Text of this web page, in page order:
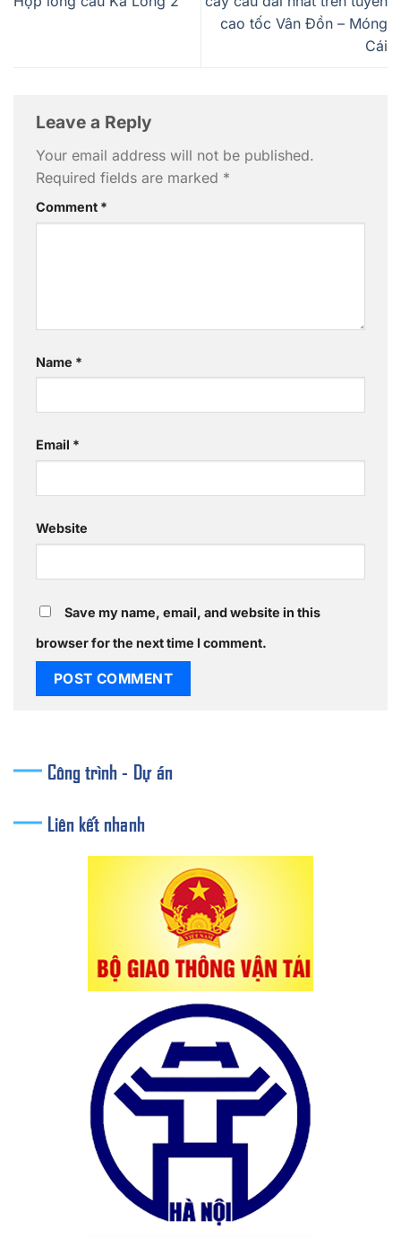
cao tốc Vân Đồn – Móng
Cái
Leave a Reply
Your email address will not be published.
Required fields are marked *
Comment *
Name *
Email *
Website
Save my name, email, and website in this
browser for the next time I comment.
Công trình - Dự án
Liên kết nhanh